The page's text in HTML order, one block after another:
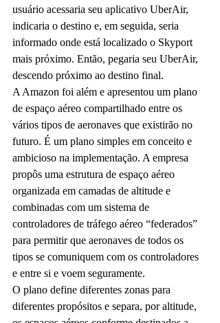
usuário acessaria seu aplicativo UberAir,
indicaria o destino e, em seguida, seria
informado onde está localizado o Skyport
mais próximo. Então, pegaria seu UberAir,
descendo próximo ao destino final.
A Amazon foi além e apresentou um plano
de espaço aéreo compartilhado entre os
vários tipos de aeronaves que existirão no
futuro. É um plano simples em conceito e
ambicioso na implementação. A empresa
propôs uma estrutura de espaço aéreo
organizada em camadas de altitude e
combinadas com um sistema de
controladores de tráfego aéreo “federados”
para permitir que aeronaves de todos os
tipos se comuniquem com os controladores
e entre si e voem seguramente.
O plano define diferentes zonas para
diferentes propósitos e separa, por altitude,